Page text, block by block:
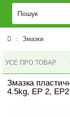
Змазки
УСЕ ПРО ТОВАР
Змазка
4.5kg, EP 2, EP2